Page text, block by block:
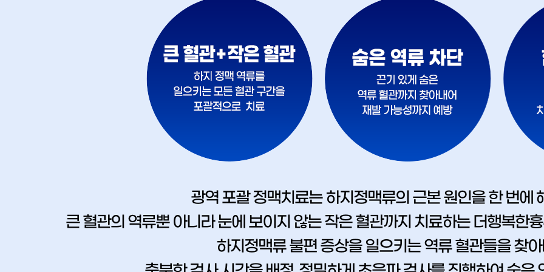
광역 포괄 정맥치료는 하지정맥류의 근본 원인을 한 번에
큰 혈관의 역류뿐 아니라 눈에 보이지 않는 작은 혈관까지 치료하는 더행복한
하지정맥류 불편 증상을 일으키는 역류 혈관들을 찾